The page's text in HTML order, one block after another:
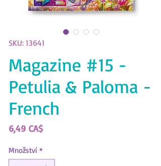
SKU: 13641
Magazine #15 -
Petulia & Paloma -
French
6,49 CA$Cena
Množství *